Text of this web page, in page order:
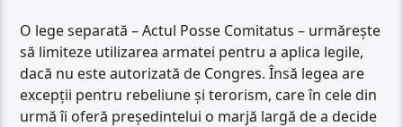
O lege separată – Actul Posse Comitatus – urmărește
să limiteze utilizarea armatei pentru a aplica legile,
dacă nu este autorizată de Congres. Însă legea are
excepții pentru rebeliune și terorism, care în cele din
urmă îi oferă președintelui o marjă largă de a decide